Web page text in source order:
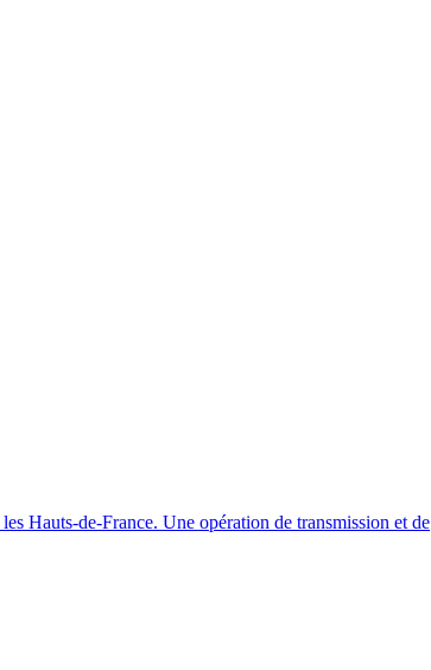
Hauts-de-France. Une opération de transmission et de